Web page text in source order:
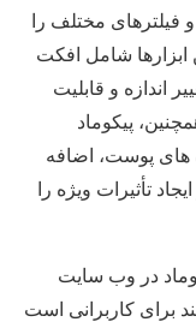
فیلترهای مختلف را
ابزارها شامل افکت
اندازه و قابلیت
پیکوماد
های پوست، اضافه
تأثیرات ویژه را
در وب سایت
برای کاربرانی است